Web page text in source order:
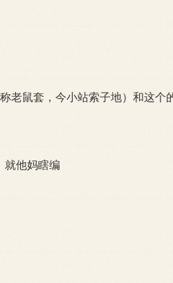
老鼠套，今小站索子地）和这
就他妈瞎编